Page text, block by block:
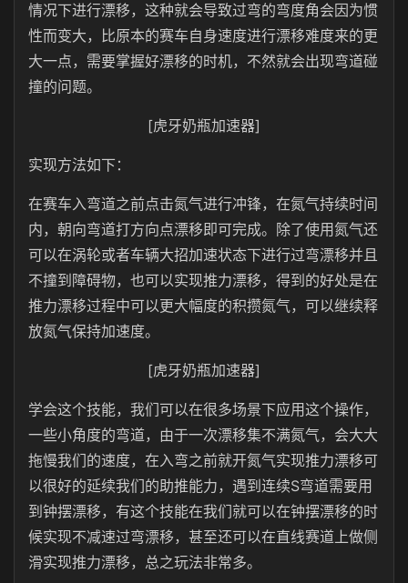
情况下进行漂移，这种就会导致过弯的弯度角会因为惯
性而变大，比原本的赛车自身速度进行漂移难度来的更
大一点，需要掌握好漂移的时机，不然就会出现弯道碰
撞的问题。
[虎牙奶瓶加速器]
实现方法如下：
在赛车入弯道之前点击氮气进行冲锋，在氮气持续时间
内，朝向弯道打方向点漂移即可完成。除了使用氮气还
可以在涡轮或者车辆大招加速状态下进行过弯漂移并且
不撞到障碍物，也可以实现推力漂移，得到的好处是在
推力漂移过程中可以更大幅度的积攒氮气，可以继续释
放氮气保持加速度。
[虎牙奶瓶加速器]
学会这个技能，我们可以在很多场景下应用这个操作，
一些小角度的弯道，由于一次漂移集不满氮气，会大大
拖慢我们的速度，在入弯之前就开氮气实现推力漂移可
以很好的延续我们的助推能力，遇到连续S弯道需要用
到钟摆漂移，有这个技能在我们就可以在钟摆漂移的时
候实现不减速过弯漂移，甚至还可以在直线赛道上做侧
滑实现推力漂移，总之玩法非常多。